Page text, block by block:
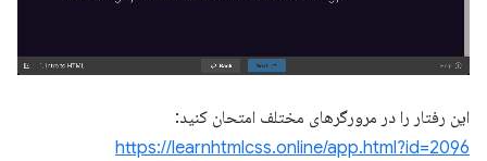
این رفتار را در مرورگرهای مختلف امتحان کنید:
https://learnhtmlcss.online/app.html?id=2096